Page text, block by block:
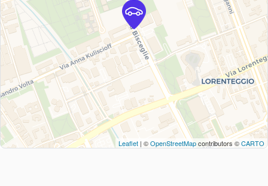
Leaflet | ©OpenStreetMapcontributors ©CARTO